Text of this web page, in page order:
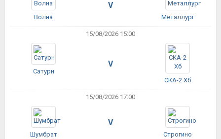
Волна
V
Металлург
15/08/2026 15:00
Сатурн
V
СКА-2 Хб
15/08/2026 17:00
Шумбрат
V
Строгино